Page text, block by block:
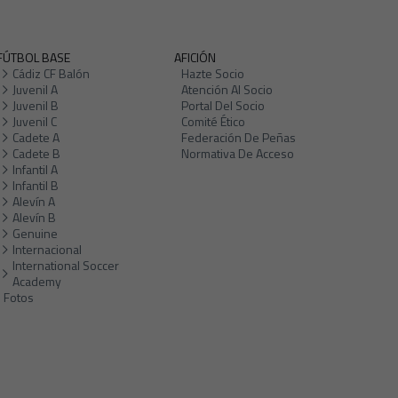
BASE
Cádiz CF Balón
Juvenil A
Juvenil B
Juvenil C
Cadete A
Cadete B
Infantil A
Infantil B
Alevín A
Alevín B
Genuine
Internacional
International Soccer
Academy
Fotos
AFICIÓN
Hazte Socio
Atención Al Socio
Portal Del Socio
Comité Ético
Federación De Peñas
Normativa De Acceso